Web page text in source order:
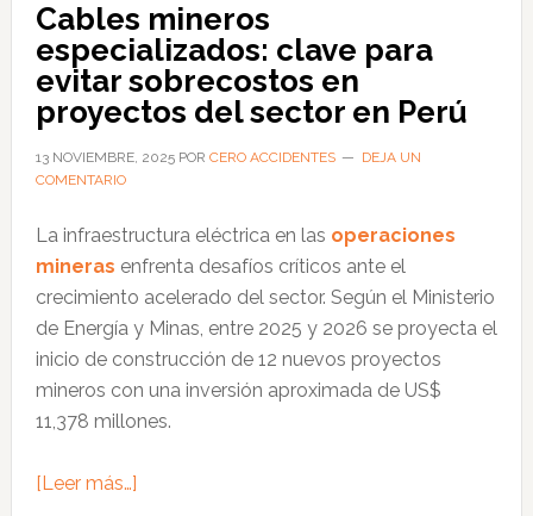
guía
esencial
para
la
protección
Perú
Cables mineros
especializados: clave para
evitar sobrecostos en
proyectos del sector en Perú
13 NOVIEMBRE, 2025POR CERO ACCIDENTES
DEJA UN
COMENTARIO
La infraestructura eléctrica en las operaciones
mineras enfrenta desafíos críticos ante el
crecimiento acelerado del sector. Según el Ministerio
de Energía y Minas, entre 2025 y 2026 se proyecta el
inicio de construcción de 12 nuevos proyectos
mineros con una inversión aproximada de US$
11,378 millones.
[Leer más…]acerca